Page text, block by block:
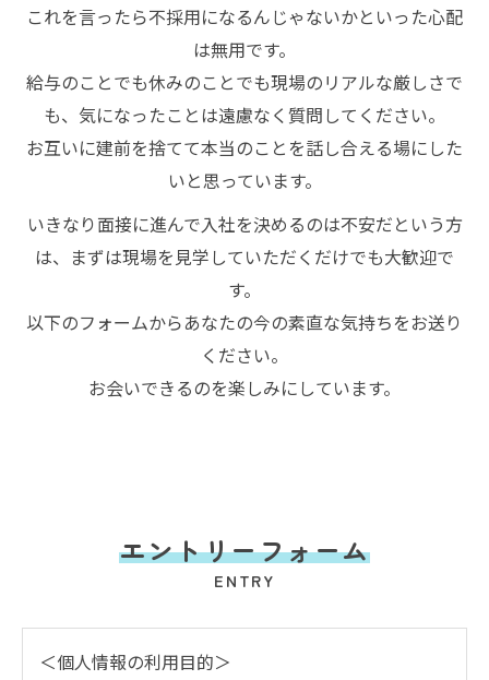
これを言ったら不採用になるんじゃないかといった心配
は無用です。
給与のことでも休みのことでも現場のリアルな厳しさで
も、気になったことは遠慮なく質問してください。
お互いに建前を捨てて本当のことを話し合える場にした
いと思っています。
いきなり面接に進んで入社を決めるのは不安だという方
は、まずは現場を見学していただくだけでも大歓迎で
す。
以下のフォームからあなたの今の素直な気持ちをお送り
ください。
お会いできるのを楽しみにしています。
エントリーフォーム
ENTRY
＜個人情報の利用目的＞